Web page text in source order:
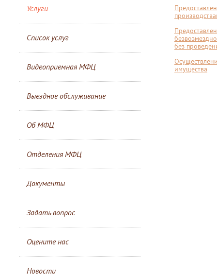
Услуги
Список услуг
Видеоприемная МФЦ
Выездное обслуживание
Об МФЦ
Отделения МФЦ
Документы
Задать вопрос
Оцените нас
Новости
без
имущества